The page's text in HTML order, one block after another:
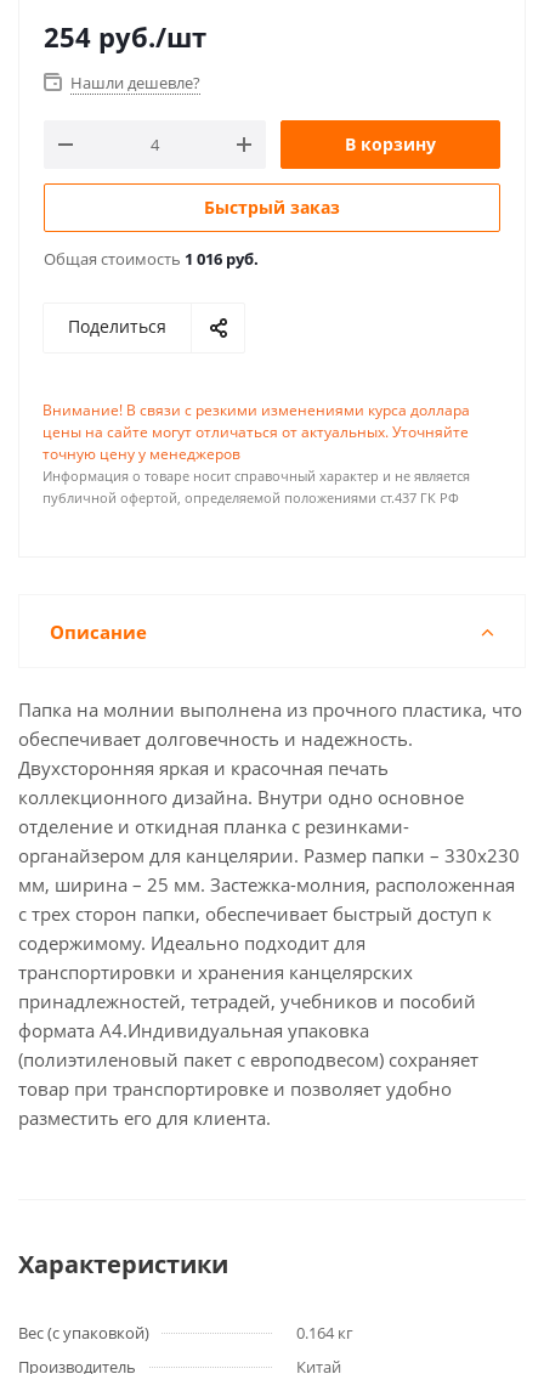
254 руб./шт
Нашли дешевле?
В корзину
Быстрый заказ
Общая стоимость 1 016 руб.
Поделиться
Внимание! В связи с резкими изменениями курса доллара
цены на сайте могут отличаться от актуальных. Уточняйте
точную цену у менеджеров
Информация о товаре носит справочный характер и не является
публичной офертой, определяемой положениями ст.437 ГК РФ
Описание
Папка на молнии выполнена из прочного пластика, что
обеспечивает долговечность и надежность.
Двухсторонняя яркая и красочная печать
коллекционного дизайна. Внутри одно основное
отделение и откидная планка с резинками-
органайзером для канцелярии. Размер папки – 330х230
мм, ширина – 25 мм. Застежка-молния, расположенная
с трех сторон папки, обеспечивает быстрый доступ к
содержимому. Идеально подходит для
транспортировки и хранения канцелярских
принадлежностей, тетрадей, учебников и пособий
формата А4.Индивидуальная упаковка
(полиэтиленовый пакет с европодвесом) сохраняет
товар при транспортировке и позволяет удобно
разместить его для клиента.
Характеристики
Вес (с упаковкой)
0.164 кг
Производитель
Китай